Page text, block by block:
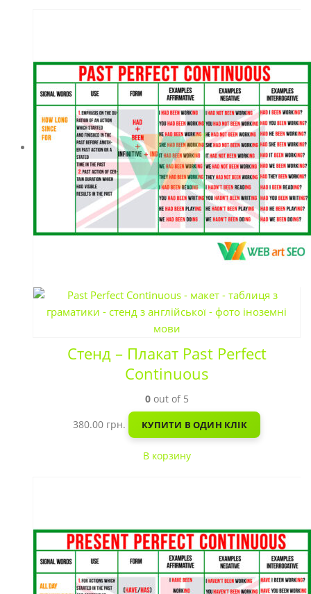
Стенд – Плакат Past Perfect
Continuous
0out of 5
380.00 грн. КУПИТИ В ОДИН КЛІК
В корзину